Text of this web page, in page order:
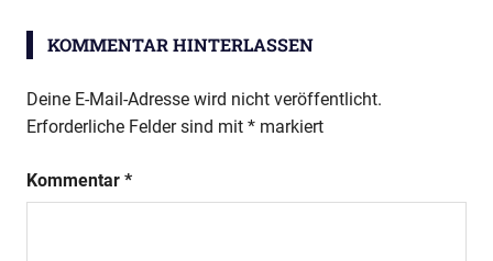
KOMMENTAR HINTERLASSEN
Deine E-Mail-Adresse wird nicht veröffentlicht.
Erforderliche Felder sind mit * markiert
Kommentar *